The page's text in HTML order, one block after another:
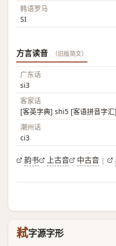
韩语罗马
SI
方言读音 （旧版简文）
广东话
si3
客家话
[客英字典] shi5 [客语拼音字
潮州话
ci3
韵书 上古音 中古音 |
弒字源字形